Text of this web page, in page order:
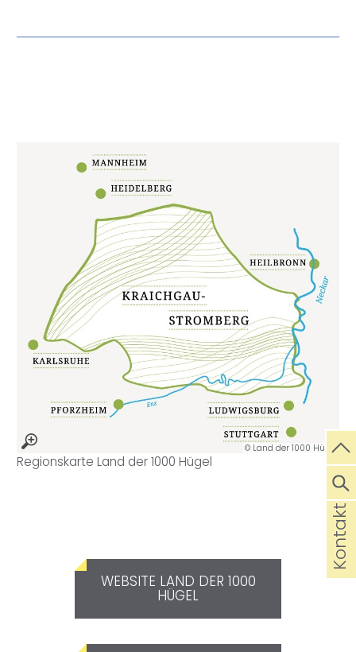
© Land der 1000 Hügel
Regionskarte Land der 1000 Hügel
WEBSITE LAND DER 1000
HÜGEL
Kontakt